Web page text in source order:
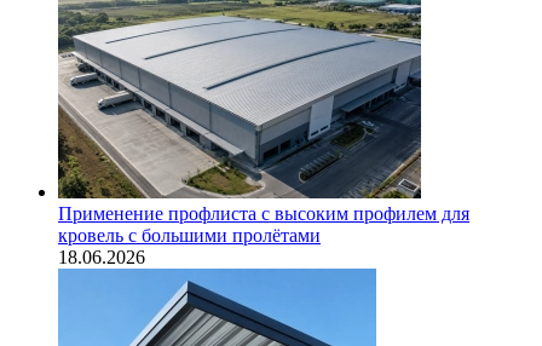
Применение профлиста с высоким профилем для
кровель с большими пролётами
18.06.2026